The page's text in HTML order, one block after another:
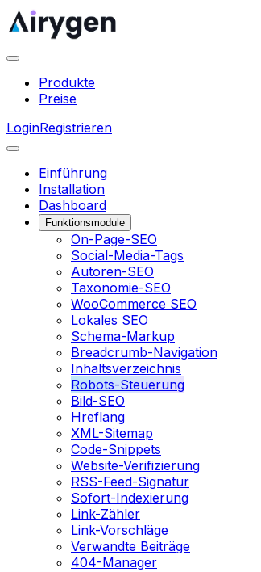
Produkte
Preise
LoginRegistrieren
Einführung
Installation
Dashboard
Funktionsmodule
On-Page-SEO
Social-Media-Tags
Autoren-SEO
Taxonomie-SEO
WooCommerce SEO
Lokales SEO
Schema-Markup
Breadcrumb-Navigation
Inhaltsverzeichnis
Robots-Steuerung
Bild-SEO
Hreflang
XML-Sitemap
Code-Snippets
Website-Verifizierung
RSS-Feed-Signatur
Sofort-Indexierung
Link-Zähler
Link-Vorschläge
Verwandte Beiträge
404-Manager